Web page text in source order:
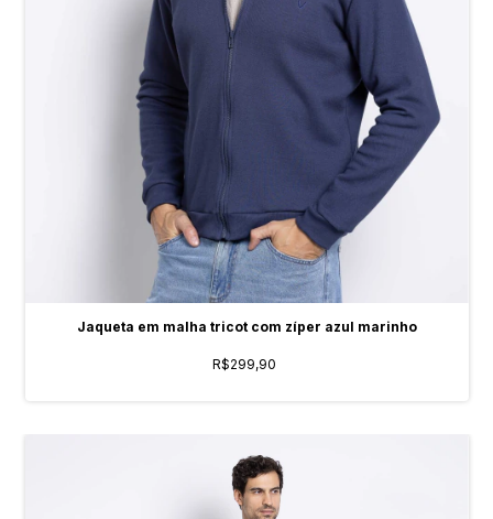
Jaqueta em malha tricot com zíper azul marinho
R$299,90